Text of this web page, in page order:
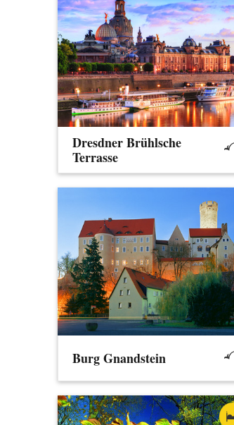
Dresdner Brühlsche
Terrasse
Burg Gnandstein